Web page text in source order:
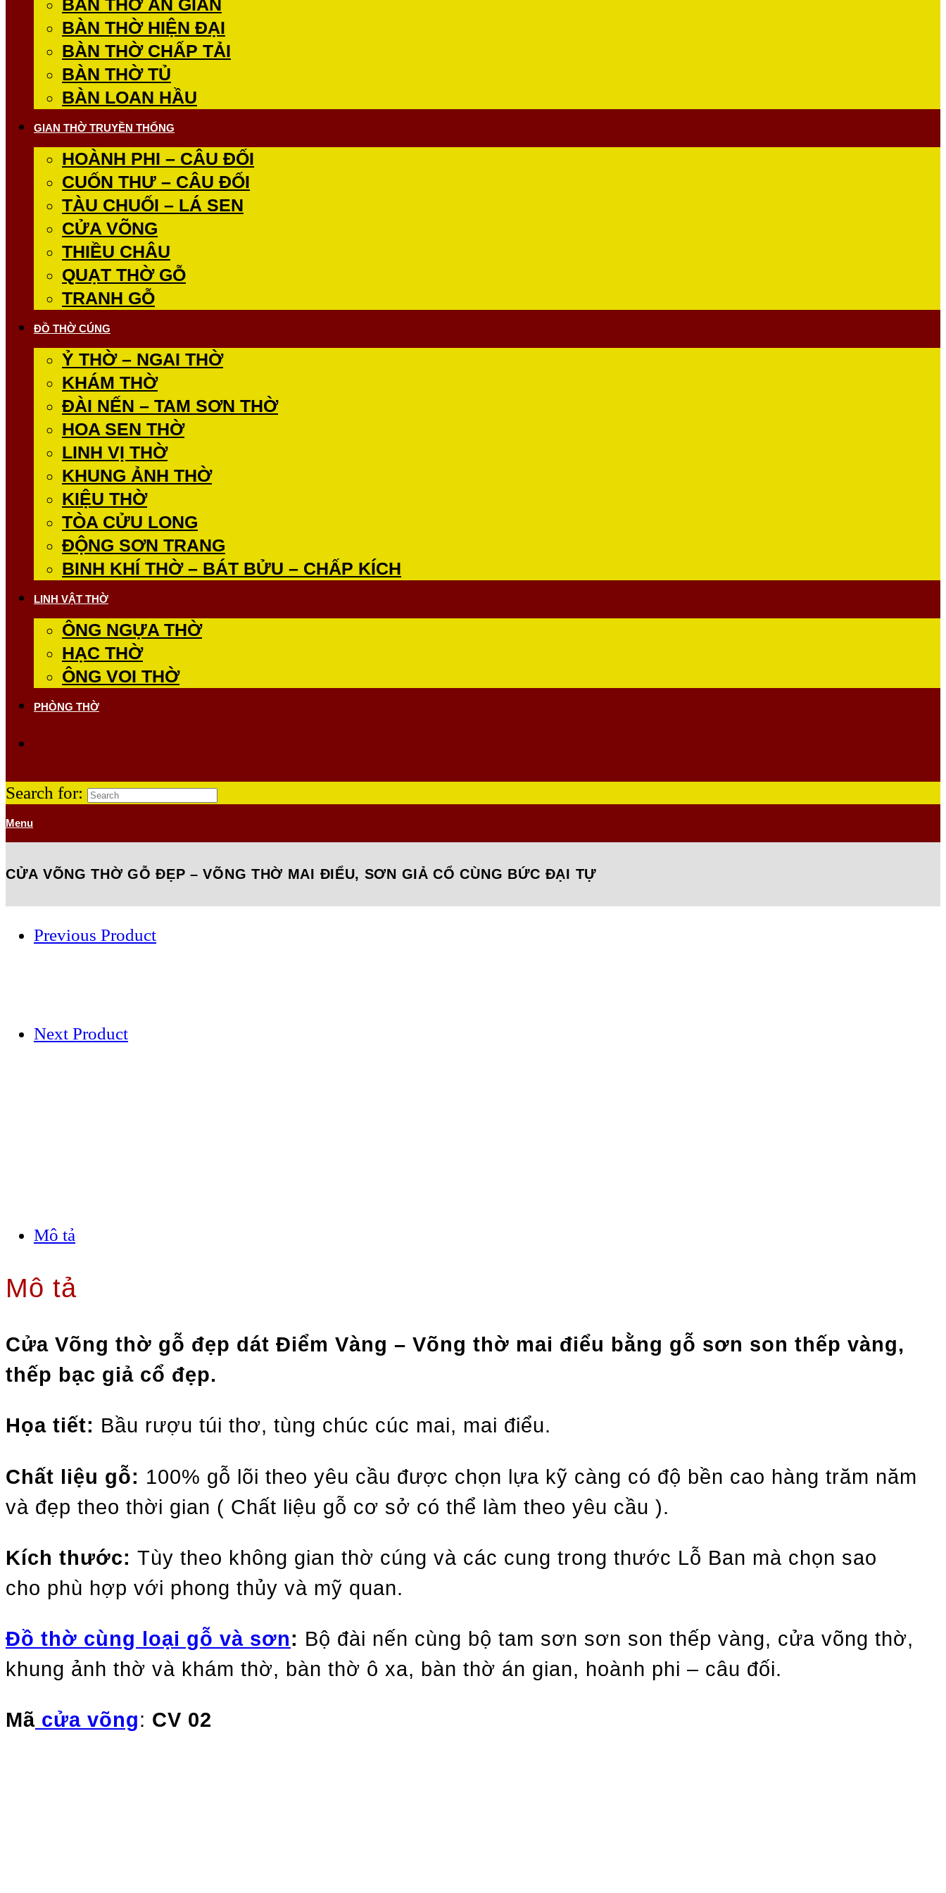
BÀN THỜ ÁN GIAN
BÀN THỜ HIỆN ĐẠI
BÀN THỜ CHẤP TẢI
BÀN THỜ TỦ
BÀN LOAN HẦU
GIAN THỜ TRUYỀN THỐNG
HOÀNH PHI – CÂU ĐỐI
CUỐN THƯ – CÂU ĐỐI
TÀU CHUỐI – LÁ SEN
CỬA VÕNG
THIỀU CHÂU
QUẠT THỜ GỖ
TRANH GỖ
ĐỒ THỜ CÚNG
Ỷ THỜ – NGAI THỜ
KHÁM THỜ
ĐÀI NẾN – TAM SƠN THỜ
HOA SEN THỜ
LINH VỊ THỜ
KHUNG ẢNH THỜ
KIỆU THỜ
TÒA CỬU LONG
ĐỘNG SƠN TRANG
BINH KHÍ THỜ – BÁT BỬU – CHẤP KÍCH
LINH VẬT THỜ
ÔNG NGỰA THỜ
HẠC THỜ
ÔNG VOI THỜ
PHÒNG THỜ
Search for:
Menu
CỬA VÕNG THỜ GỖ ĐẸP – VÕNG THỜ MAI ĐIỂU, SƠN GIẢ CỔ CÙNG BỨC ĐẠI TỰ
Previous Product
Next Product
Mô tả
Mô tả
Cửa Võng thờ gỗ đẹp dát Điểm Vàng – Võng thờ mai điểu bằng gỗ sơn son thếp vàng,
thếp bạc giả cổ đẹp.
Họa tiết: Bầu rượu túi thơ, tùng chúc cúc mai, mai điểu.
Chất liệu gỗ: 100% gỗ lõi theo yêu cầu được chọn lựa kỹ càng có độ bền cao hàng trăm năm
và đẹp theo thời gian ( Chất liệu gỗ cơ sở có thể làm theo yêu cầu ).
Kích thước: Tùy theo không gian thờ cúng và các cung trong thước Lỗ Ban mà chọn sao
cho phù hợp với phong thủy và mỹ quan.
Đồ thờ cùng loại gỗ và sơn: Bộ đài nến cùng bộ tam sơn sơn son thếp vàng, cửa võng thờ,
khung ảnh thờ và khám thờ, bàn thờ ô xa, bàn thờ án gian, hoành phi – câu đối.
Mã cửa võng: CV 02